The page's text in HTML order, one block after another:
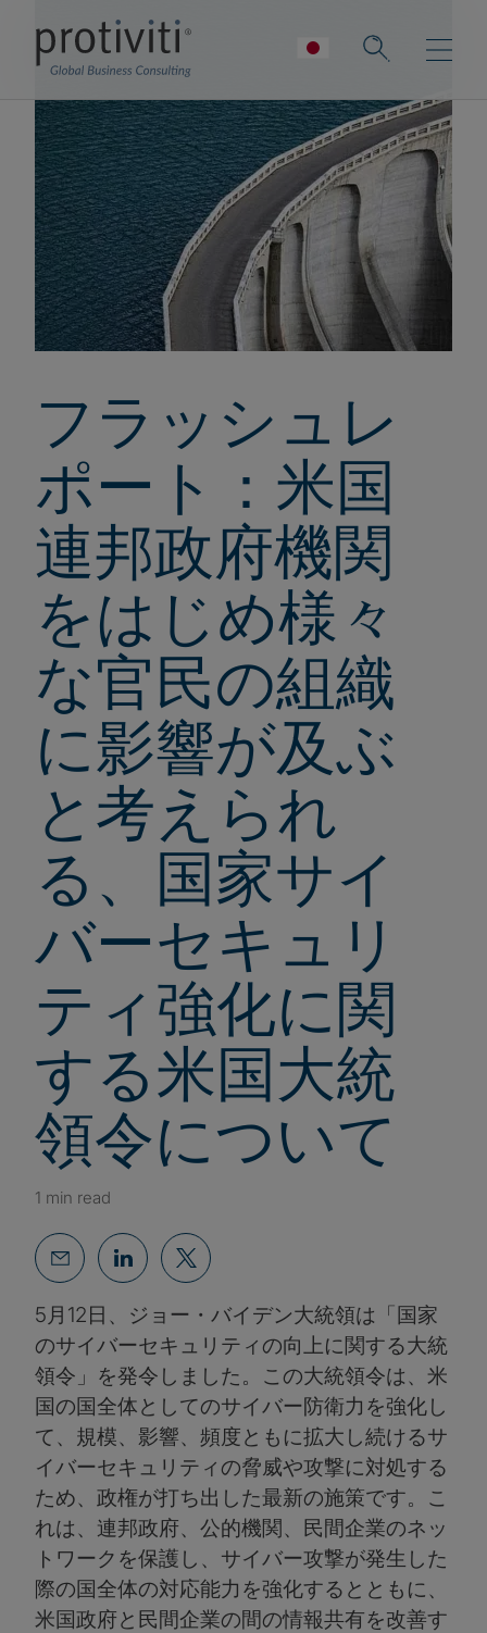
フラッシュレ
ポート：米国
連邦政府機関
をはじめ様々
な官民の組織
に影響が及ぶ
と考えられ
る、国家サイ
バーセキュリ
ティ強化に関
する米国大統
領令について
1 min read
5月12日、ジョー・バイデン大統領は「国家
のサイバーセキュリティの向上に関する大統
領令」を発令しました。この大統領令は、米
国の国全体としてのサイバー防衛力を強化し
て、規模、影響、頻度ともに拡大し続けるサ
イバーセキュリティの脅威や攻撃に対処する
ため、政権が打ち出した最新の施策です。こ
れは、連邦政府、公的機関、民間企業のネッ
トワークを保護し、サイバー攻撃が発生した
際の国全体の対応能力を強化するとともに、
米国政府と民間企業の間の情報共有を改善す